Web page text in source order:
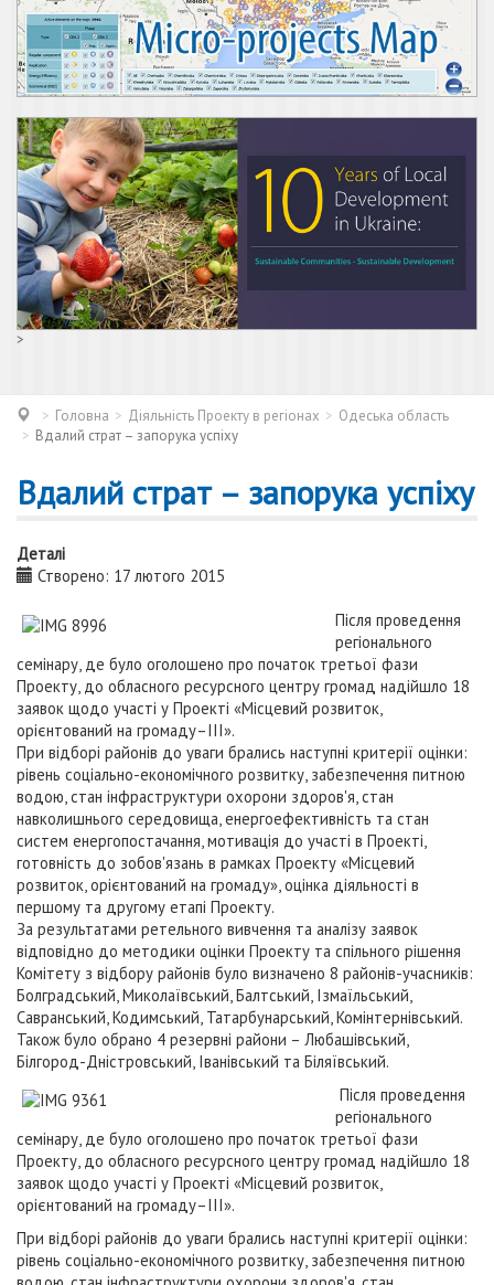
>
Головна Діяльність Проекту в регіонах
Одеська область
Вдалий страт – запорука успіху
Вдалий страт – запорука успіху
Деталі
Створено: 17 лютого 2015
Після проведення
регіонального
семінару, де було оголошено про початок третьої фази
Проекту, до обласного ресурсного центру громад надійшло 18
заявок щодо участі у Проекті «Місцевий розвиток,
орієнтований на громаду–ІІІ».
При відборі районів до уваги брались наступні критерії оцінки:
рівень соціально-економічного розвитку, забезпечення питною
водою, стан інфраструктури охорони здоров'я, стан
навколишнього середовища, енергоефективність та стан
систем енергопостачання, мотивація до участі в Проекті,
готовність до зобов'язань в рамках Проекту «Місцевий
розвиток, орієнтований на громаду», оцінка діяльності в
першому та другому етапі Проекту.
За результатами ретельного вивчення та аналізу заявок
відповідно до методики оцінки Проекту та спільного рішення
Комітету з відбору районів було визначено 8 районів-учасників:
Болградський, Миколаївський, Балтський, Ізмаїльський,
Савранський, Кодимський, Татарбунарський, Комінтернівський.
Також було обрано 4 резервні райони – Любашівський,
Білгород-Дністровський, Іванівський та Біляївський.
Після проведення
регіонального
семінару, де було оголошено про початок третьої фази
Проекту, до обласного ресурсного центру громад надійшло 18
заявок щодо участі у Проекті «Місцевий розвиток,
орієнтований на громаду–ІІІ».
При відборі районів до уваги брались наступні критерії оцінки:
рівень соціально-економічного розвитку, забезпечення питною